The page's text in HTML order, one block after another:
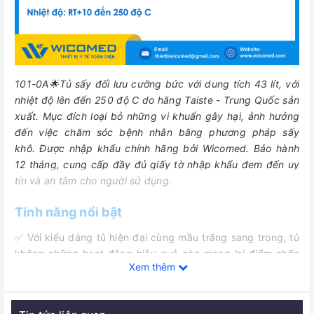
101-0A🌟Tủ sấy đối lưu cưỡng bức với dung tích 43 lít, với
nhiệt độ lên đến 250 độ C do hãng Taiste - Trung Quốc sản
xuất. Mục đích loại bỏ những vi khuẩn gây hại, ảnh hưởng
đến việc chăm sóc bệnh nhân bằng phương pháp sấy
khô. Được nhập khẩu chính hãng bởi Wicomed. Bảo hành
12 tháng, cung cấp đầy đủ giấy tờ nhập khẩu đem đến uy
tín và an tâm cho người sử dụng.
Tính năng nổi bật
✅ Với kiểu dáng tủ hiện đại cùng mầu trắng sang trọng, tủ
không những hoạt động hiệu quả còn mang lại điểm nhấn
cho các phòng thí nghiệm, nghiên cứu.
Xem thêm